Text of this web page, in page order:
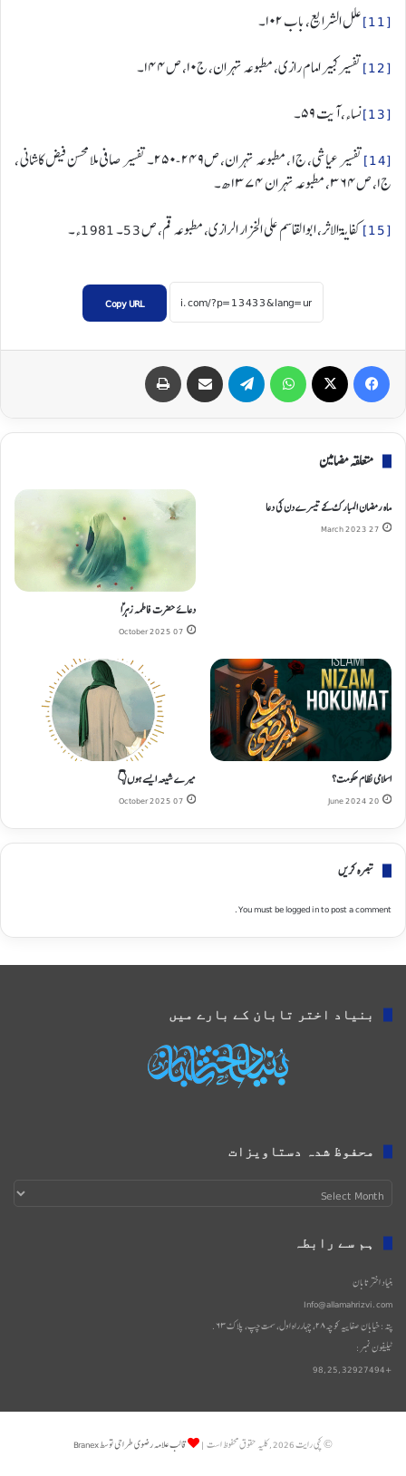
[11]
علل الشرایع، باب ۱۰۲۔
[12]
تفسیر کبیر امام رازی، مطبوعہ تہران، ج۱۰، ص۱۴۴۔
[13]
نساء، آیت ۵۹۔
[14]
تفسیر عیاشی، ج۱ ، مطبوعہ تہران، ص۲۴۹-۲۵۰۔ تفسیر صافی ملا محسن فیض کاشانی ،
ج۱، ص۳۶۴، مطبوعہ تہران ۱۳۷۴ ھ۔
[15]
کفایۃ الاثر، ابوالقاسم علی الخزار الرازی، مطبوعہ قم، ص53۔ 1981ء۔
Copy URL
متعلقہ مضامین
ماہ رمضان المبارک کے تیسرے دن کی دعا
27 March 2023
دعائے حضرت فاطمہ زہراؑ
07 October 2025
اسلامی نظام حکومت؟
20 June 2024
میرے شیعہ ایسے ہوں👇
07 October 2025
تبصره کریں
You must belogged into post a comment.
بنیاد اختر تابان کے بارے میں
محفوظ شدہ دستاویزات
محفوظ
ہم سے رابطہ
بنیاد اختر تابان
Info@allamahrizvi.com
پتہ: خیابان صفاییه کوچه۲۸، چهار‌راه اول، سمت چپ، پلاک۶۳.
ٹیلیفون نمبر:
+98,25,32927494
© کپی رایت 2026, کلیه حقوق محفوظ است | قالب علامه رضوی طراحی توسط Branex